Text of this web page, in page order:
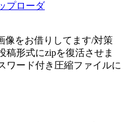
プローダ
像をお借りしてます/対策
稿形式にzipを復活させま
ワード付き圧縮ファイルに